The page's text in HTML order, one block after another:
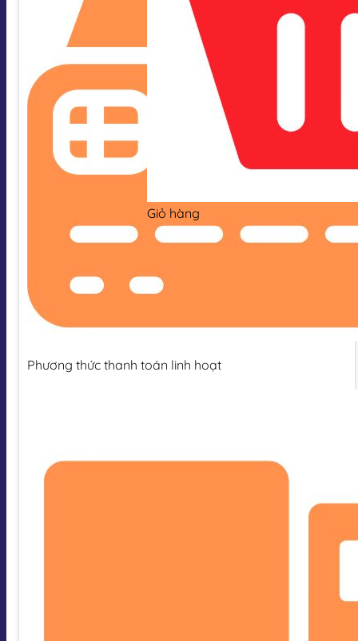
Giỏ hàng
Phương thức thanh toán linh hoạt